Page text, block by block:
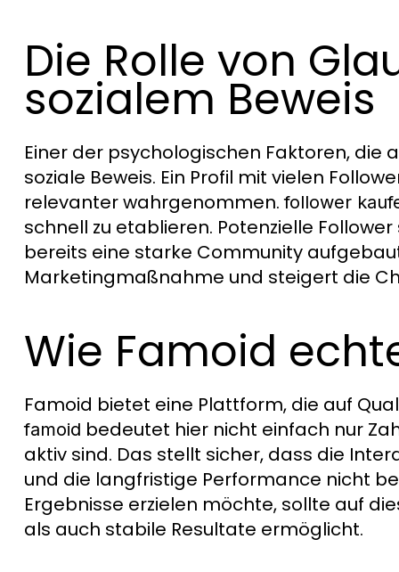
Die Rolle von
sozialem Beweis
Einer der psychologischen Faktoren, die
soziale Beweis. Ein Profil mit vielen
relevanter wahrgenommen.follower
schnell zu etablieren. Potenzielle
bereits eine starke Community
Marketingmaßnahme und steigert die
Wie Famoid
Famoid bietet eine Plattform, die auf
famoid bedeutet hier nicht einfach nur
aktiv sind. Das stellt sicher, dass die
und die langfristige Performance nicht
Ergebnisse erzielen möchte, sollte auf
als auch stabile Resultate ermöglicht.